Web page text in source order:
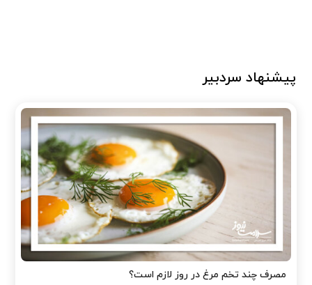
پیشنهاد سردبیر
مصرف چند تخم مرغ در روز لازم است؟